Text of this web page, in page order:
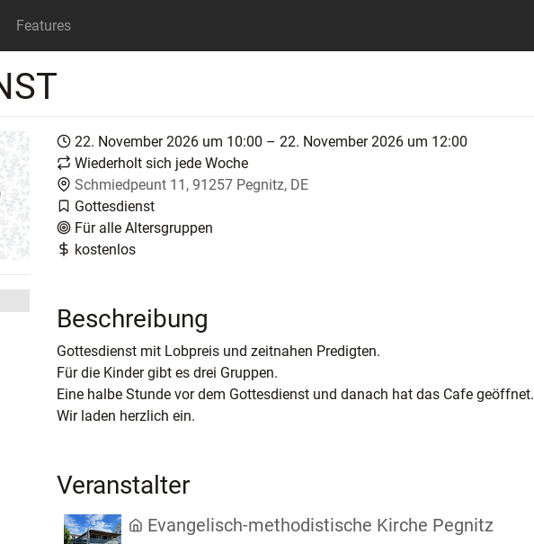
Features
22. November 2026 um 10:00 – 22. November 2026 um 12:00
Wiederholt sich jede Woche
Schmiedpeunt 11, 91257 Pegnitz, DE
Gottesdienst
Für alle Altersgruppen
kostenlos
Beschreibung
Gottesdienst mit Lobpreis und zeitnahen Predigten.
Für die Kinder gibt es drei Gruppen.
Eine halbe Stunde vor dem Gottesdienst und danach hat das Cafe geöffnet.
Wir laden herzlich ein.
Veranstalter
Evangelisch-methodistische Kirche Pegnitz